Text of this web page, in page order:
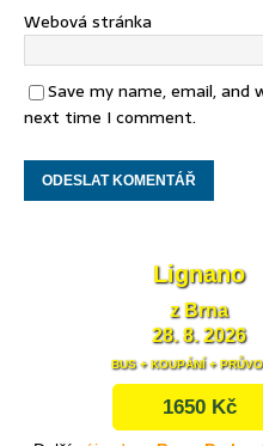
Webová stránka
Save my name, email,
next time I comment.